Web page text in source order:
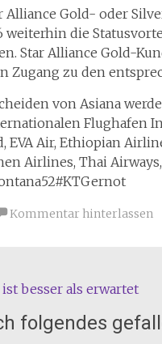
Alliance Gold- oder
weiterhin die
Star Alliance Gold-
Zugang zu den
von Asiana
Flughafen
EVA Air, Ethiopian
Airlines, Thai
Kommentar hinterlassen
ist besser als erwartet
folgendes